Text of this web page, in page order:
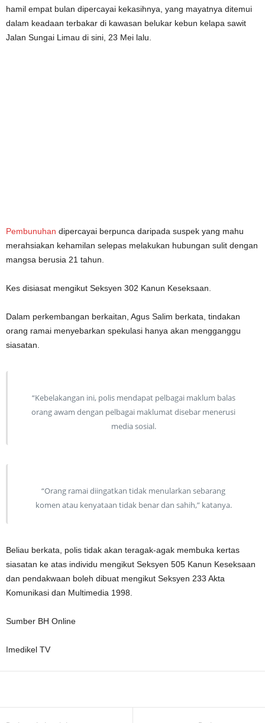
hamil empat bulan dipercayai kekasihnya, yang mayatnya ditemui
dalam keadaan terbakar di kawasan belukar kebun kelapa sawit
Jalan Sungai Limau di sini, 23 Mei lalu.
Pembunuhan dipercayai berpunca daripada suspek yang mahu
merahsiakan kehamilan selepas melakukan hubungan sulit dengan
mangsa berusia 21 tahun.
Kes disiasat mengikut Seksyen 302 Kanun Keseksaan.
Dalam perkembangan berkaitan, Agus Salim berkata, tindakan
orang ramai menyebarkan spekulasi hanya akan mengganggu
siasatan.
“Kebelakangan ini, polis mendapat pelbagai maklum balas
orang awam dengan pelbagai maklumat disebar menerusi
media sosial.
“Orang ramai diingatkan tidak menularkan sebarang
komen atau kenyataan tidak benar dan sahih,” katanya.
Beliau berkata, polis tidak akan teragak-agak membuka kertas
siasatan ke atas individu mengikut Seksyen 505 Kanun Keseksaan
dan pendakwaan boleh dibuat mengikut Seksyen 233 Akta
Komunikasi dan Multimedia 1998.
Sumber BH Online
Imedikel TV